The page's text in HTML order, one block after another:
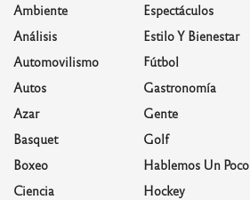
Ambiente
Análisis
Automovilismo
Autos
Azar
Basquet
Boxeo
Ciencia
Espectáculos
Estilo Y Bienestar
Fútbol
Gastronomía
Gente
Golf
Hablemos Un Poco
Hockey